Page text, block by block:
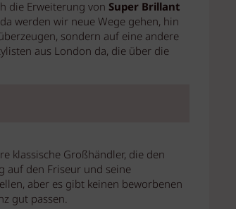
die Erweiterung von Super Brillant
werden wir neue Wege gehen, hin
sondern auf eine andere
aus London da, die über die
klassische Großhändler, die den
auf den Friseur und seine
aber es gibt keinen beworbenen
gut passen.